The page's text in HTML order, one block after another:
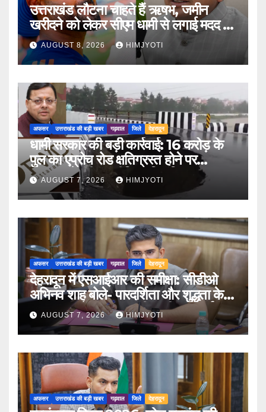
उत्तराखंड लौटना चाहते हैं ऋषभ, जमीन
खरीदने को लेकर सीएम धामी से लगाई मदद की
गुहारAUGUST 8, 2026 HIMJYOTI
अफसर उत्तराखंड की बड़ी खबर गढ़वाल जिले देहरादून
धामी सरकार की बड़ी कार्रवाई: 16 करोड़ के
पुल का एप्रोच रोड क्षतिग्रस्त होने पर
PWD के तीन इंजीनियर निलंबित
AUGUST 7, 2026 HIMJYOTI
अफसर उत्तराखंड की बड़ी खबर गढ़वाल जिले देहरादून
देहरादून में एसआईआर की समीक्षा: सीडीओ
अभिनव शाह बोले- पारदर्शिता और शुद्धता के
साथ पूरा करें मतदाता सूची पुनरीक्षण कार्य
AUGUST 7, 2026 HIMJYOTI
अफसर उत्तराखंड की बड़ी खबर गढ़वाल जिले देहरादून